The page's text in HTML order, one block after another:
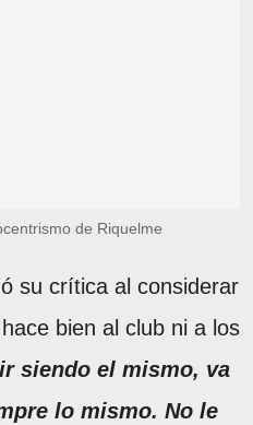
de Riquelme
su crítica al considerar
bien al club ni a los
siendo el mismo, va
lo mismo. No le